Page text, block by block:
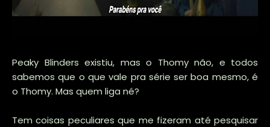
Peaky Blinders existiu, mas o Thomy não, e todos
sabemos que o que vale pra série ser boa mesmo, é
o Thomy. Mas quem liga né?
Tem coisas peculiares que me fizeram até pesquisar